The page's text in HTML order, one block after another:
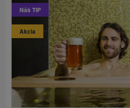
Náš TIP
Akcia